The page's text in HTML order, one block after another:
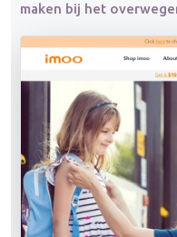
maken bij het